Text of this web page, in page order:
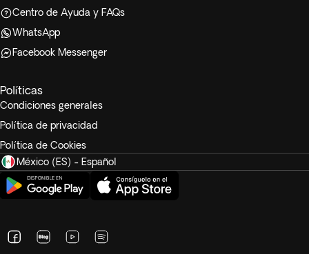
Centro de Ayuda y FAQs
WhatsApp
Facebook Messenger
Políticas
Condiciones generales
Política de privacidad
Política de Cookies
México (ES) - Español